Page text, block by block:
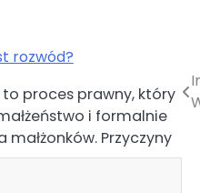
rozwód?
to proces prawny, który
i formalnie
małżonków. Przyczyny